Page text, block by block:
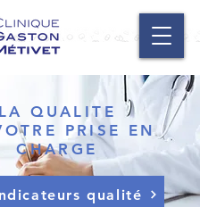
LA QUALITE
PRISE EN
CHARGE
qualité